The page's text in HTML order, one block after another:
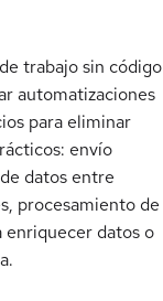
trabajo sin código
automatizaciones
para eliminar
envío
datos entre
procesamiento de
datos o